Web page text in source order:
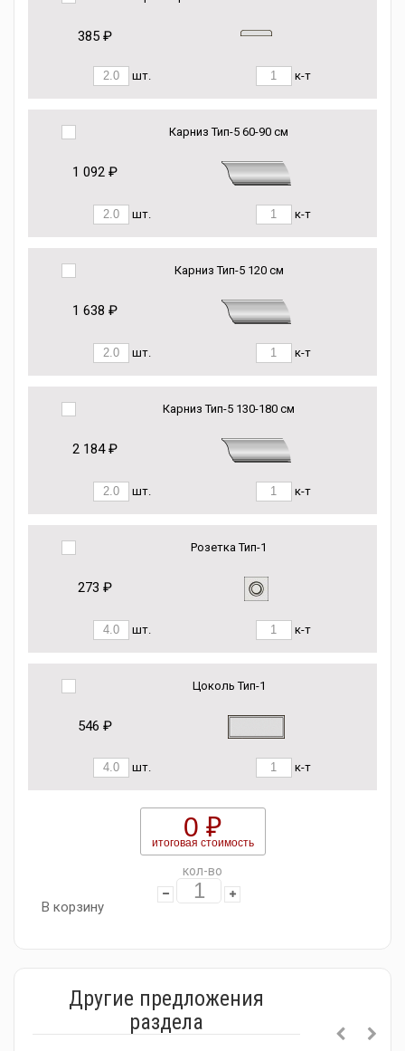
385 ₽
шт. к-т
Карниз Тип-5 60-90 см
1 092 ₽
шт. к-т
Карниз Тип-5 120 см
1 638 ₽
шт. к-т
Карниз Тип-5 130-180 см
2 184 ₽
шт. к-т
Розетка Тип-1
273 ₽
шт. к-т
Цоколь Тип-1
546 ₽
шт. к-т
0 ₽
итоговая стоимость
кол-во
В корзину
Другие предложения
раздела